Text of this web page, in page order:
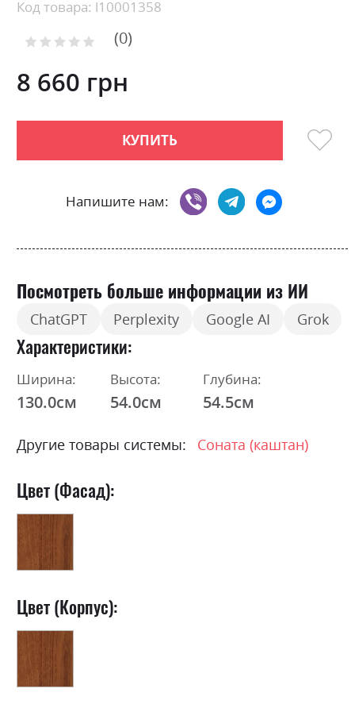
the
gallery
Код товара: l10001358
Рейтинг: 0
8 660 грн
КУПИТЬ
Напишите нам:
Посмотреть больше информации из ИИ
ChatGPT Perplexity Google AI Grok
Характеристики
Ширина:
130.0см
Высота:
54.0см
Глубина:
54.5см
Другие товары системы: Соната (каштан)
Цвет (Фасад):
Цвет (Корпус):